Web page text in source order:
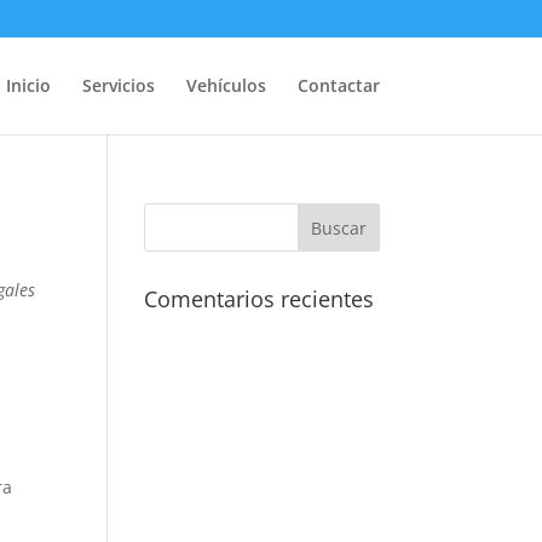
Inicio Servicios Vehículos Contactar
Comentarios recientes